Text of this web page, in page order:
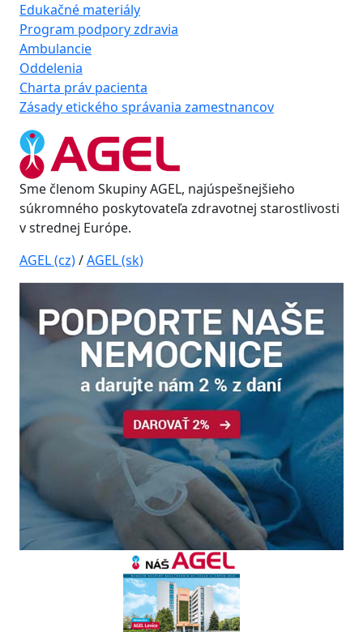
Edukačné materiály
Program podpory zdravia
Ambulancie
Oddelenia
Charta práv pacienta
Zásady etického správania zamestnancov
Sme členom Skupiny AGEL, najúspešnejšieho
súkromného poskytovateľa zdravotnej starostlivosti
v strednej Európe.
AGEL (cz)/AGEL (sk)